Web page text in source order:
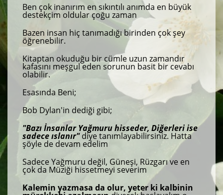
Ben çok inanırım en sıkıntılı anımda en büyük
destekçim oldular çoğu zaman
Bazen insan hiç tanımadığı birinden çok şey
öğrenebilir.
Kitaptan okuduğu bir cümle uzun zamandır
kafasını meşgul eden sorunun basit bir cevabı
olabilir.
Esasında Beni;
Bob Dylan'in dediği gibi;
"Bazı İnsanlar Yağmuru hisseder, Diğerleri ise
sadece ıslanır"diye tanımlayabilirsiniz. Hatta
şöyle de devam edelim
Sadece Yağmuru değil, Güneşi, Rüzgarı ve en
çok da Müziği hissetmeyi severim
Kalemin yazmasa da olur, yeter ki kalbinin